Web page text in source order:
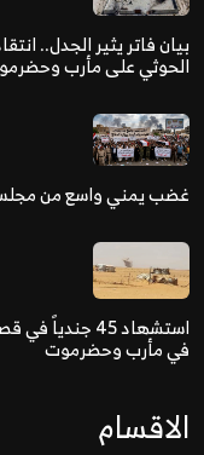
بيان فاتر يثير الجدل..
الحوثي على مأرب
غضب يمني واسع من مجلس
استشهاد 45
في مأرب وحضرموت
الاقسام